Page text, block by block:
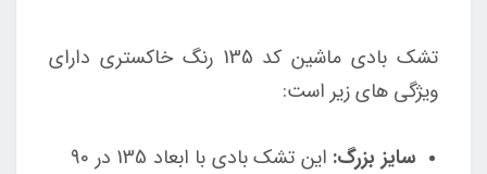
تشک بادی ماشین کد 135 رنگ خاکستری دارای
ویژگی های زیر است:
سایز بزرگ:
این تشک بادی با ابعاد 135 در 90